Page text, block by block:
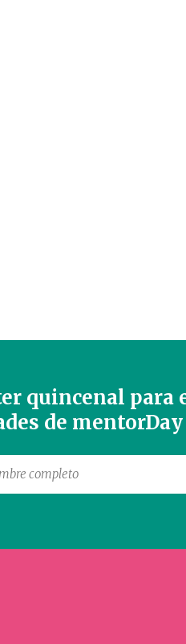
quincenal para
de mentorDay